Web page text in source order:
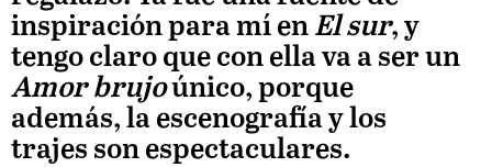
inspiración para mí en El sur, y
tengo claro que con ella va a ser un
Amor brujoúnico, porque
además, la escenografía y los
trajes son espectaculares.